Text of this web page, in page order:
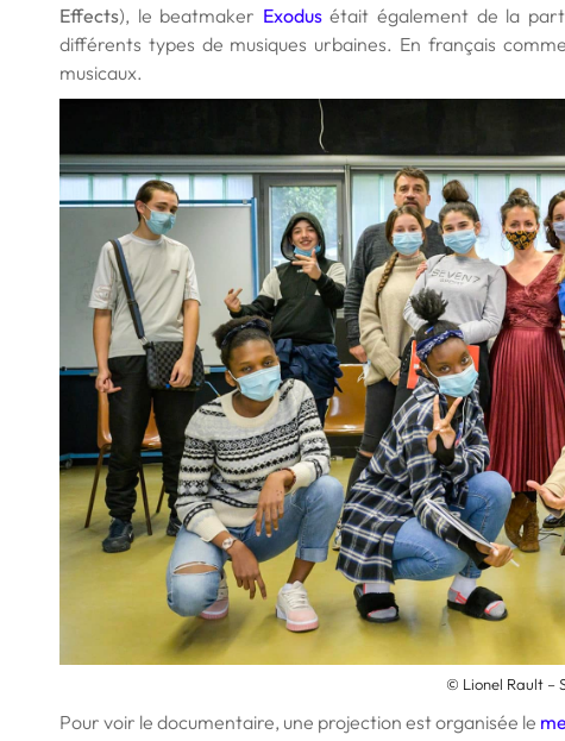
Effects), le beatmaker Exodusétait également de la
différents types de musiques urbaines. En français
musicaux.
© Lionel Rault –
Pour voir le documentaire, une projection est organisée le